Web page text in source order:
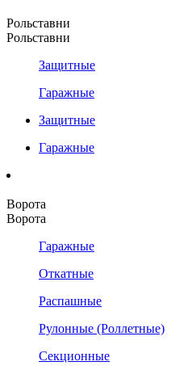
Рольставни
Рольставни
Защитные
Гаражные
Защитные
Гаражные
Ворота
Ворота
Гаражные
Откатные
Распашные
Рулонные (Роллетные)
Секционные